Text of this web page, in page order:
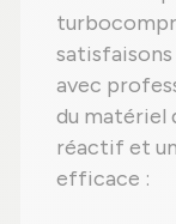
avec
du matériel
réactif et
efficace :